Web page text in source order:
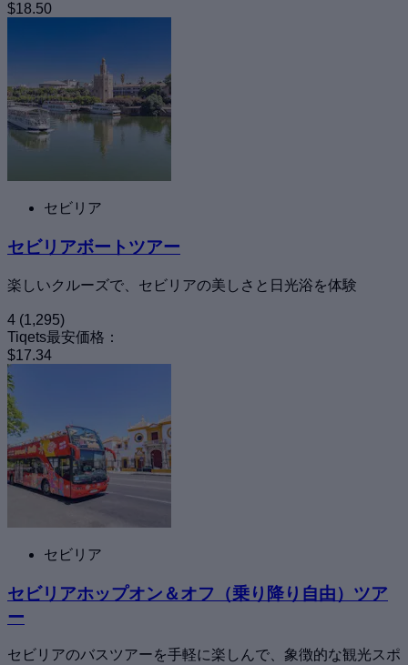
$18.50
セビリア
セビリアボートツアー
楽しいクルーズで、セビリアの美しさと日光浴を体験
4 (1,295)
Tiqets最安価格：
$17.34
セビリア
セビリアホップオン＆オフ（乗り降り自由）ツア
ー
セビリアのバスツアーを手軽に楽しんで、象徴的な観光スポ